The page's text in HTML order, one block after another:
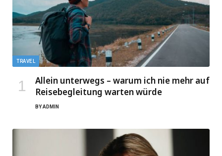
TRAVEL
Allein unterwegs – warum ich nie mehr auf
Reisebegleitung warten würde
BYADMIN